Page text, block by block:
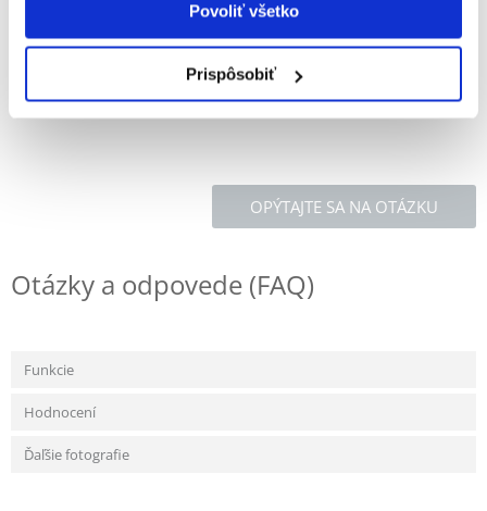
Povoliť všetko
Prispôsobiť
Chutná, stredne mäkká pochúťka s kuracím mäsom. Poskytuje
vynikajúcu zábavu po dlhšiu dobu, čistí zuby a spevňuje ďasná.
Zloženie: kuracie mäso 40%, hovädzie kože 30%, sójový proteín 10%,
škrob 8%, zeleninový glasin 8%, 4%: orechové proteíny, soľ, sorbát
draselný
OPÝTAJTE SA NA OTÁZKU
Otázky a odpovede (FAQ)
Funkcie
Hodnocení
Ďaľšie fotografie